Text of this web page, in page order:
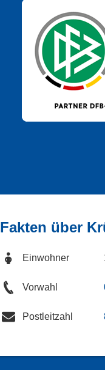
Fakten über
Einwohner
Vorwahl
Postleitzahl